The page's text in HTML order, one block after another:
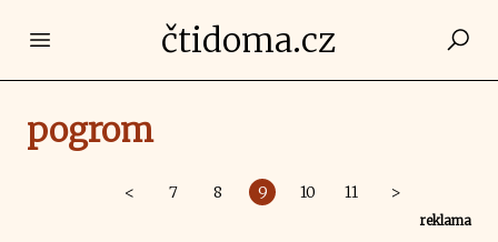
Open main menučtidoma.cz
pogrom
< 7 8 9 10 11 >
reklama